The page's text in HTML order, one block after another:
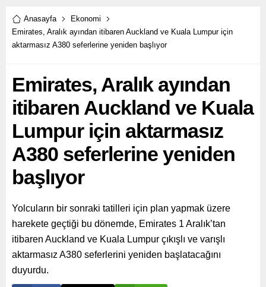
Anasayfa
Ekonomi
Emirates, Aralık ayından itibaren Auckland ve Kuala Lumpur için
aktarmasız A380 seferlerine yeniden başlıyor
Emirates, Aralık ayından
itibaren Auckland ve Kuala
Lumpur için aktarmasız
A380 seferlerine yeniden
başlıyor
Yolcuların bir sonraki tatilleri için plan yapmak üzere
harekete geçtiği bu dönemde, Emirates 1 Aralık’tan
itibaren Auckland ve Kuala Lumpur çıkışlı ve varışlı
aktarmasız A380 seferlerini yeniden başlatacağını
duyurdu.